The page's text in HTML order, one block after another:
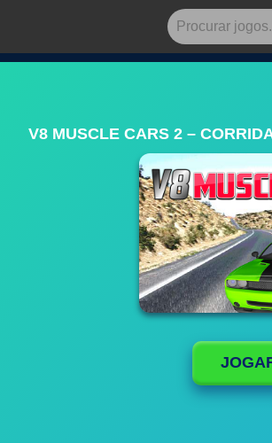
V8 MUSCLE CARS 2 –